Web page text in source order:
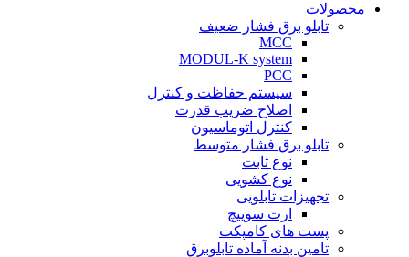
محصولات
تابلو برق فشار ضعیف
MCC
MODUL-K system
PCC
سیستم حفاظت و کنترل
اصلاح ضریب قدرت
کنترل اتوماسیون
تابلو برق فشار متوسط
نوع ثابت
نوع کشویی
تجهیزات تابلویی
ارت سوییچ
پست های کامپکت
تامین بدنه آماده تابلوبرق